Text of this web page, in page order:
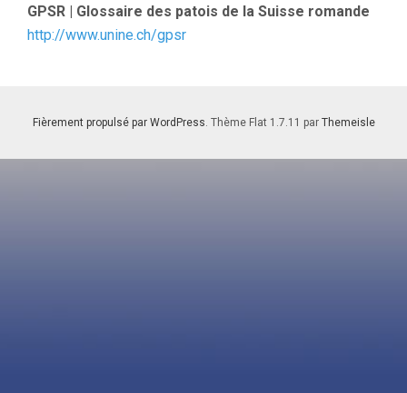
GPSR | Glossaire des patois de la Suisse romande
http://www.unine.ch/gpsr
Fièrement propulsé par WordPress. Thème Flat 1.7.11 par Themeisle